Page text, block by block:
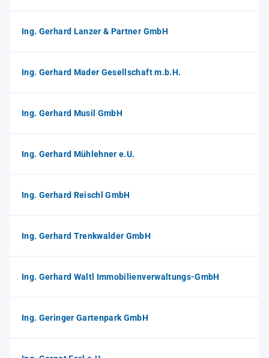
Ing. Gerhard Lanzer & Partner GmbH
Ing. Gerhard Mader Gesellschaft m.b.H.
Ing. Gerhard Musil GmbH
Ing. Gerhard Mühlehner e.U.
Ing. Gerhard Reischl GmbH
Ing. Gerhard Trenkwalder GmbH
Ing. Gerhard Waltl Immobilienverwaltungs-GmbH
Ing. Geringer Gartenpark GmbH